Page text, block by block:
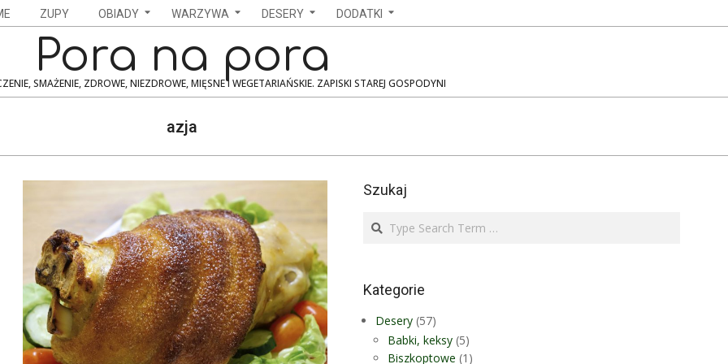
ZUPY OBIADY WARZYWA DESERY DODATKI
Pora na pora
SMAŻENIE, ZDROWE, NIEZDROWE, MIĘSNE I WEGETARIAŃSKIE. ZAPISKI STAREJ GOSPODYNI
azja
Szukaj
Search
Kategorie
Desery (57)
Babki, keksy (5)
Biszkoptowe (1)